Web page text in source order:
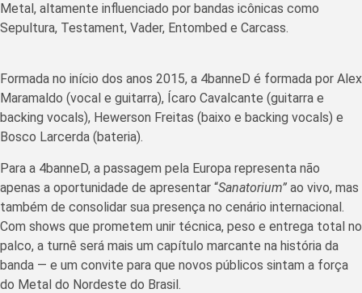
Metal, altamente influenciado por bandas icônicas como
Sepultura, Testament, Vader, Entombed e Carcass.
Formada no início dos anos 2015, a 4banneD é formada por Alex
Maramaldo (vocal e guitarra), Ícaro Cavalcante (guitarra e
backing vocals), Hewerson Freitas (baixo e backing vocals) e
Bosco Larcerda (bateria).
Para a 4banneD, a passagem pela Europa representa não
apenas a oportunidade de apresentar “Sanatorium” ao vivo, mas
também de consolidar sua presença no cenário internacional.
Com shows que prometem unir técnica, peso e entrega total no
palco, a turnê será mais um capítulo marcante na história da
banda — e um convite para que novos públicos sintam a força
do Metal do Nordeste do Brasil.